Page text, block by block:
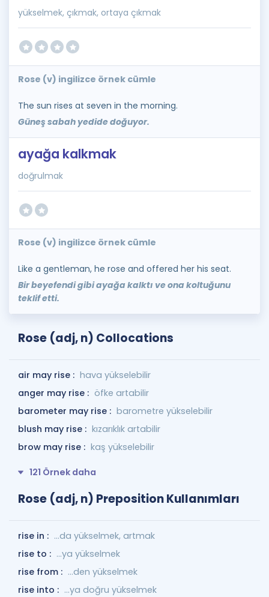
yükselmek, çıkmak, ortaya çıkmak
Rose (v) ingilizce örnek cümle
The sun rises at seven in the morning.
Güneş sabah yedide doğuyor.
ayağa kalkmak
doğrulmak
Rose (v) ingilizce örnek cümle
Like a gentleman, he rose and offered her his seat.
Bir beyefendi gibi ayağa kalktı ve ona koltuğunu
teklif etti.
Rose (adj, n) Collocations
air may rise : hava yükselebilir
anger may rise : öfke artabilir
barometer may rise : barometre yükselebilir
blush may rise : kızarıklık artabilir
brow may rise : kaş yükselebilir
121 Örnek daha
Rose (adj, n) Preposition Kullanımları
rise in : ...da yükselmek, artmak
rise to : ...ya yükselmek
rise from : ...den yükselmek
rise into : ...ya doğru yükselmek